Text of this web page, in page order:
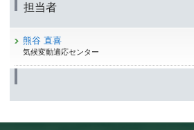
担当者
熊谷 直喜
気候変動適応センター